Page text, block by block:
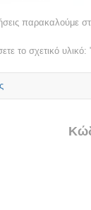
παρακαλούμε
το σχετικό